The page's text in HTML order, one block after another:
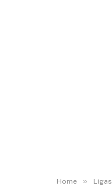
Home » Ligas